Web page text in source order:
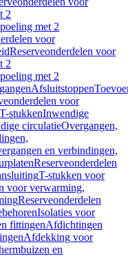
2
met 2
voor
Reserveonderdelen voor
2
met 2
Afsluitstoppen
voor
T-stukkenInwendige
circulatieOvergangen,
en verbindingen,
Reserveonderdelen
T-stukken voor
voor verwarming,
Reserveonderdelen
Isolaties voor
fittingenAfdichtingen
Afdekking voor
en